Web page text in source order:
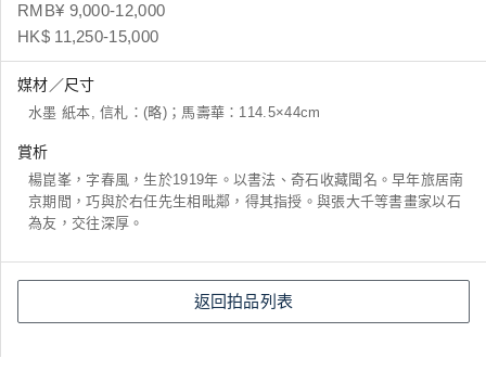
RMB¥ 9,000-12,000
HK$ 11,250-15,000
媒材／尺寸
水墨 紙本, 信札：(略)；馬壽華：114.5×44cm
賞析
楊崑峯，字春風，生於1919年。以書法、奇石收藏聞名。早年旅居南
京期間，巧與於右任先生相毗鄰，得其指授。與張大千等書畫家以石
為友，交往深厚。
返回拍品列表